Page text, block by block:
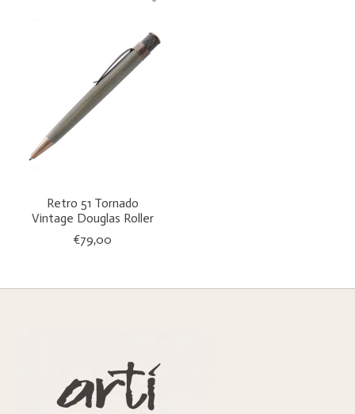
Retro 51 Tornado
Vintage Douglas Roller
€79,00